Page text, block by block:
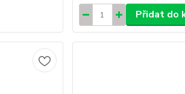
Přidat do